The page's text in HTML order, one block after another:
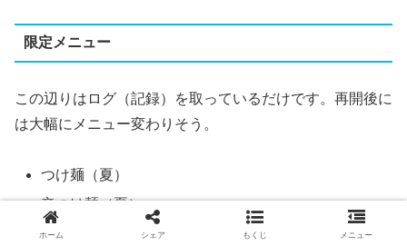
限定メニュー
この辺りはログ（記録）を取っているだけです。再開後に
は大幅にメニュー変わりそう。
つけ麺（夏）
辛つけ麺（夏）
からし味噌（冬）
ホーム シェア もくじ メニュー